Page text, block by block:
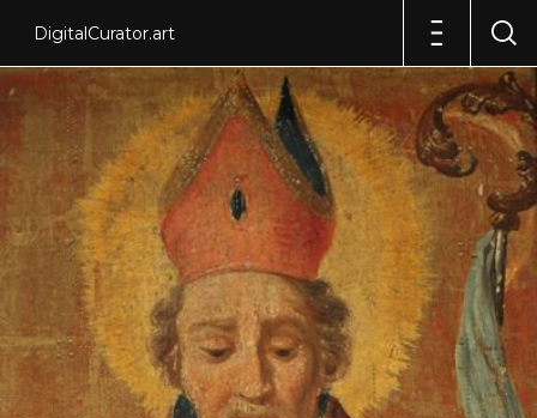
DigitalCurator.art